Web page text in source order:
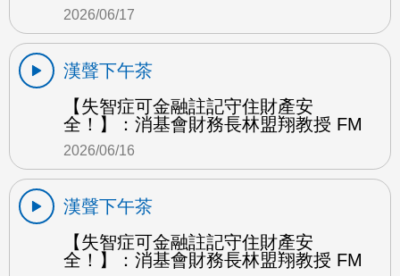
2026/06/17
漢聲下午茶
【失智症可金融註記守住財產安
全！】：消基會財務長林盟翔教授 FM
2026/06/16
漢聲下午茶
【失智症可金融註記守住財產安
全！】：消基會財務長林盟翔教授 FM